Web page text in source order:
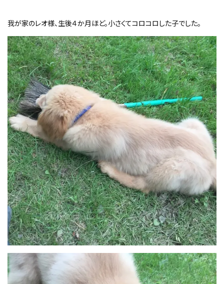
我が家のレオ様、生後４か月ほど。小さくてコロコロした子でした。